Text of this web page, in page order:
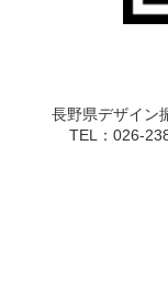
長野県デザイン
TEL：026-